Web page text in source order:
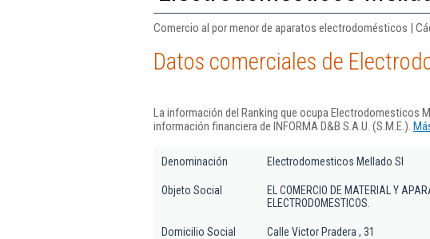
Comercio al por menor de aparatos electrodomésticos |
Datos comerciales de
La información del Ranking que ocupa Electrodomesticos
información financiera de INFORMA D&B S.A.U. (S.M.E.).
Denominación Electrodomesticos Mellado Sl
Objeto Social
EL COMERCIO DE MATERIAL Y
ELECTRODOMESTICOS.
Domicilio Social Calle Victor Pradera , 31